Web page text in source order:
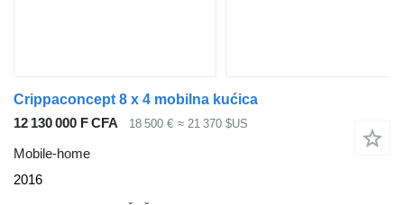
Crippaconcept 8 x 4 mobilna kućica
12 130 000 F CFA
18 500 € ≈ 21 370 $US
Mobile-home
2016